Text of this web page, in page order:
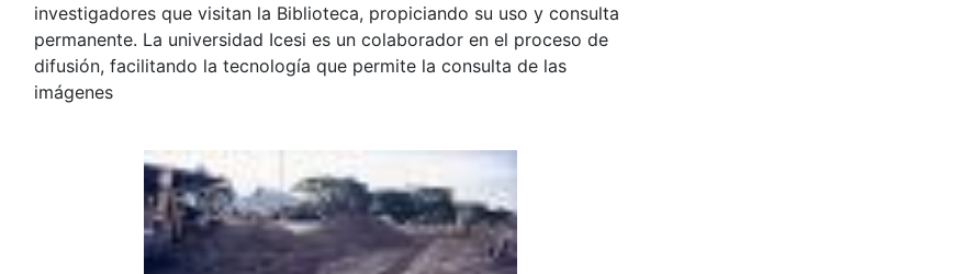
investigadores que visitan la Biblioteca, propiciando su uso y consulta
permanente. La universidad Icesi es un colaborador en el proceso de
difusión, facilitando la tecnología que permite la consulta de las
imágenes